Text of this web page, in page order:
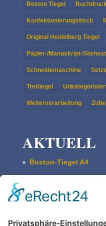
Boston Tiegel
Konfektionierungstisch
Original Heidelberg Tiegel
Papier-/Manuskript-/
Schneidemaschine
Trettiegel
Weiterverarbeitung
AKTUELL
Boston-Tiegel A4
ASBERN Radier­presse